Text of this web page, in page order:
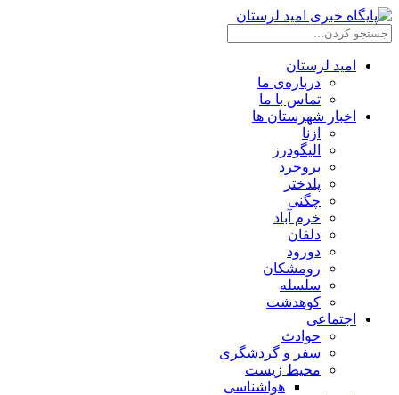
امید لرستان
درباره‌ی ما
تماس با ما
اخبار شهرستان ها
ازنا
الیگودرز
بروجرد
پلدختر
چگنی
خرم آباد
دلفان
دورود
رومشکان
سلسله
کوهدشت
اجتماعی
حوادث
سفر و گردشگری
محیط زیست
هواشناسی